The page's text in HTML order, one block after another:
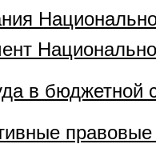
в бюджетной
правовые